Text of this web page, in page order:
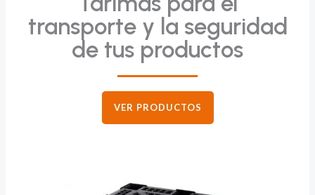
transporte y la seguridad
de tus productos
VER PRODUCTOS